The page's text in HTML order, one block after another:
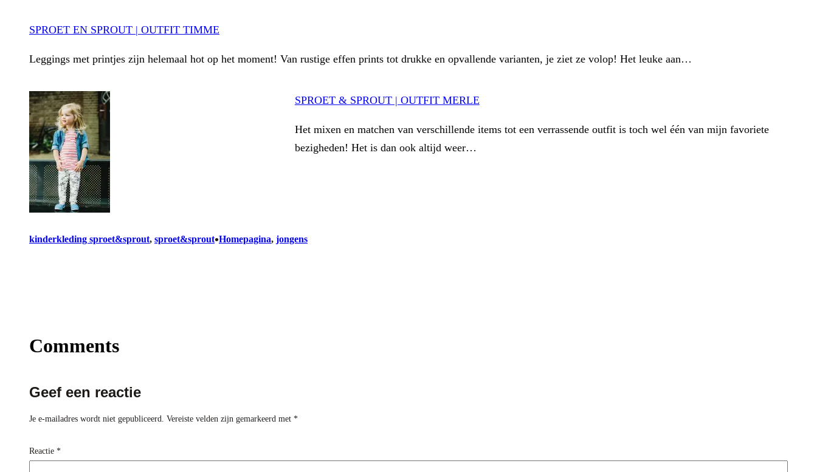
SPROET EN SPROUT | OUTFIT TIMME
Leggings met printjes zijn helemaal hot op het moment! Van rustige effen prints tot drukke en opvallende varianten, je ziet ze volop! Het leuke aan…
SPROET & SPROUT | OUTFIT MERLE
Het mixen en matchen van verschillende items tot een verrassende outfit is toch wel één van mijn favoriete
bezigheden! Het is dan ook altijd weer…
kinderkleding sproet&sprout, sproet&sprout•Homepagina, jongens
Comments
Geef een reactie
Je e-mailadres wordt niet gepubliceerd. Vereiste velden zijn gemarkeerd met *
Reactie *